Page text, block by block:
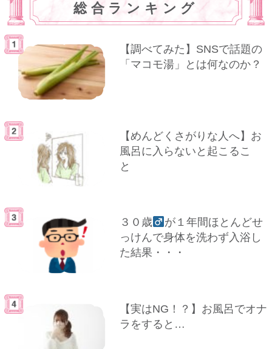
総合ランキング
【調べてみた】SNSで話題の
「マコモ湯」とは何なのか？
【めんどくさがりな人へ】お
風呂に入らないと起こるこ
と
３０歳
が１年間ほとんどせ
っけんで身体を洗わず入浴し
た結果・・・
【実はNG！？】お風呂でオナ
ラをすると…